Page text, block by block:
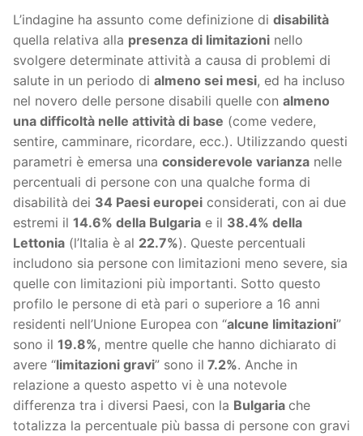
L’indagine ha assunto come definizione di disabilità
quella relativa alla presenza di limitazioni nello
svolgere determinate attività a causa di problemi di
salute in un periodo di almeno sei mesi, ed ha incluso
nel novero delle persone disabili quelle con almeno
una difficoltà nelle attività di base (come vedere,
sentire, camminare, ricordare, ecc.). Utilizzando questi
parametri è emersa una considerevole varianza nelle
percentuali di persone con una qualche forma di
disabilità dei 34 Paesi europei considerati, con ai due
estremi il 14.6% della Bulgaria e il 38.4% della
Lettonia (l’Italia è al 22.7%). Queste percentuali
includono sia persone con limitazioni meno severe, sia
quelle con limitazioni più importanti. Sotto questo
profilo le persone di età pari o superiore a 16 anni
residenti nell’Unione Europea con “alcune limitazioni”
sono il 19.8%, mentre quelle che hanno dichiarato di
avere “limitazioni gravi” sono il 7.2%. Anche in
relazione a questo aspetto vi è una notevole
differenza tra i diversi Paesi, con la Bulgaria che
totalizza la percentuale più bassa di persone con gravi